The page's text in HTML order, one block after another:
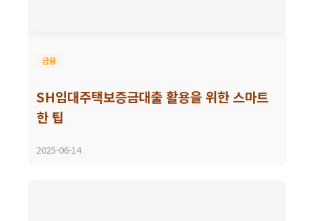
금융
SH임대주택보증금대출 활용을 위한 스마트
한 팁
2025-06-14